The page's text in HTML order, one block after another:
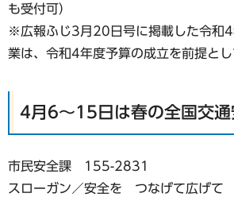
も受付可）
※広報ふじ3月20日号に掲載した令和
業は、令和4年度予算の成立を前提とし
4月6〜15日は春の全国交通
市民安全課 155-2831
スローガン／安全を つなげて広げて